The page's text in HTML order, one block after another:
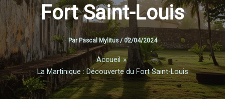
Fort Saint-Louis
Par Pascal Mylitus / 02/04/2024
Accueil
La Martinique : Découverte du Fort Saint-Louis